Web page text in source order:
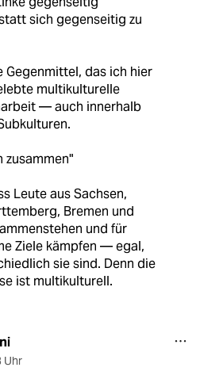
sich gegenseitig zu
Gegenmittel, das ich hier
multikulturelle
— auch innerhalb
zusammen"
Leute aus Sachsen,
Bremen und
und für
Ziele kämpfen — egal,
sie sind. Denn die
ist multikulturell.
Uhr